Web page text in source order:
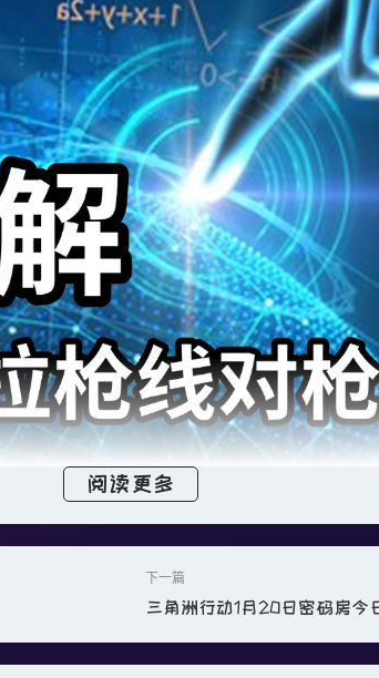
阅读更多
三角洲行动1月20日密码房今